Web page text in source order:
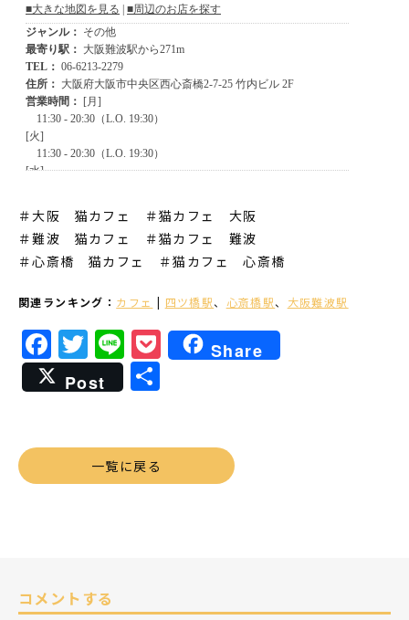
＃大阪 猫カフェ ＃猫カフェ 大阪
＃難波 猫カフェ
＃猫カフェ 難波
＃心斎橋 猫カフェ
＃猫カフェ 心斎橋
関連ランキング： カフェ | 四ツ橋駅、 心斎橋駅、 大阪難波駅
Facebook
Twitter
LinePocket
Share
Post
共
一覧に戻る
コメントする